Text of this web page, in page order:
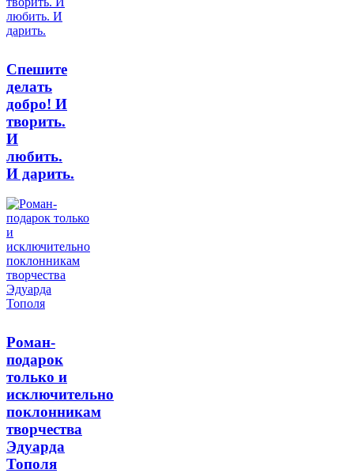
Спешите
делать
добро! И
творить.
И
любить.
И дарить.
Роман-
подарок
только и
исключительно
поклонникам
творчества
Эдуарда
Тополя